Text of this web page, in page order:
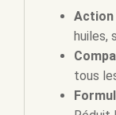
Action
huiles,
tous